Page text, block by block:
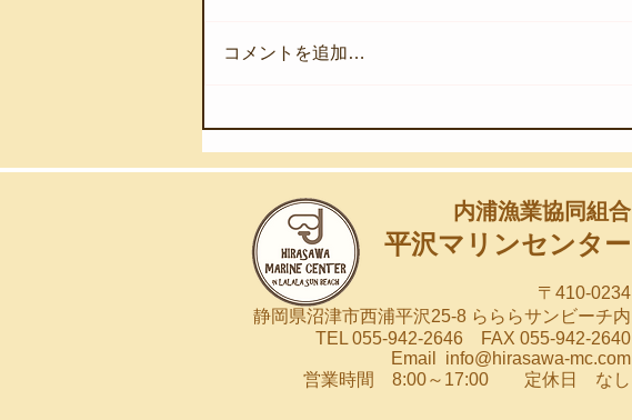
コメントを追加…
内浦漁業協同組合
平沢マリンセンター
〒410-0234
静岡県沼津市西浦平沢25-8 らららサンビーチ内
TEL 055-942-2646 FAX 055-942-2640
Email info@hirasawa-mc.com
営業時間 8:00～17:00 定休日 なし